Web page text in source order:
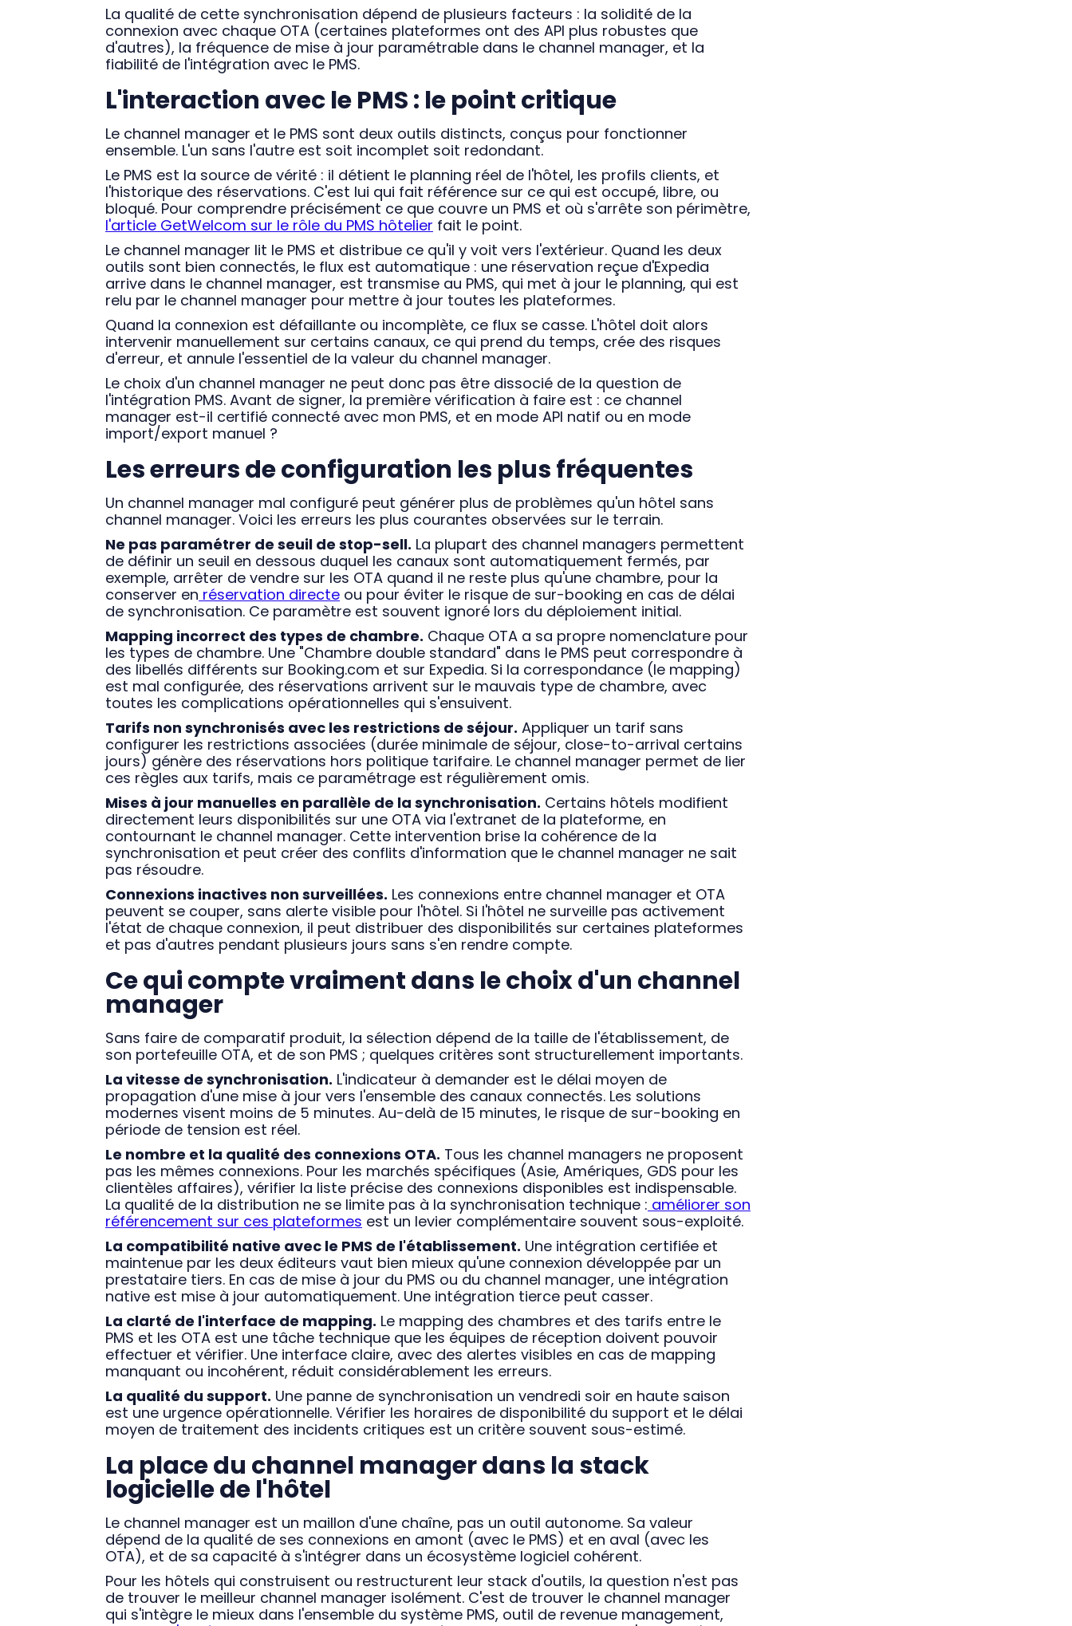
La qualité de cette synchronisation dépend de plusieurs facteurs : la solidité de la
connexion avec chaque OTA (certaines plateformes ont des API plus robustes que
d'autres), la fréquence de mise à jour paramétrable dans le channel manager, et la
fiabilité de l'intégration avec le PMS.
L'interaction avec le PMS : le point critique
Le channel manager et le PMS sont deux outils distincts, conçus pour fonctionner
ensemble. L'un sans l'autre est soit incomplet soit redondant.
Le PMS est la source de vérité : il détient le planning réel de l'hôtel, les profils clients, et
l'historique des réservations. C'est lui qui fait référence sur ce qui est occupé, libre, ou
bloqué. Pour comprendre précisément ce que couvre un PMS et où s'arrête son périmètre,
l'article GetWelcom sur le rôle du PMS hôtelier fait le point.
Le channel manager lit le PMS et distribue ce qu'il y voit vers l'extérieur. Quand les deux
outils sont bien connectés, le flux est automatique : une réservation reçue d'Expedia
arrive dans le channel manager, est transmise au PMS, qui met à jour le planning, qui est
relu par le channel manager pour mettre à jour toutes les plateformes.
Quand la connexion est défaillante ou incomplète, ce flux se casse. L'hôtel doit alors
intervenir manuellement sur certains canaux, ce qui prend du temps, crée des risques
d'erreur, et annule l'essentiel de la valeur du channel manager.
Le choix d'un channel manager ne peut donc pas être dissocié de la question de
l'intégration PMS. Avant de signer, la première vérification à faire est : ce channel
manager est-il certifié connecté avec mon PMS, et en mode API natif ou en mode
import/export manuel ?
Les erreurs de configuration les plus fréquentes
Un channel manager mal configuré peut générer plus de problèmes qu'un hôtel sans
channel manager. Voici les erreurs les plus courantes observées sur le terrain.
Ne pas paramétrer de seuil de stop-sell. La plupart des channel managers permettent
de définir un seuil en dessous duquel les canaux sont automatiquement fermés, par
exemple, arrêter de vendre sur les OTA quand il ne reste plus qu'une chambre, pour la
conserver en réservation directe ou pour éviter le risque de sur-booking en cas de délai
de synchronisation. Ce paramètre est souvent ignoré lors du déploiement initial.
Mapping incorrect des types de chambre. Chaque OTA a sa propre nomenclature pour
les types de chambre. Une "Chambre double standard" dans le PMS peut correspondre à
des libellés différents sur Booking.com et sur Expedia. Si la correspondance (le mapping)
est mal configurée, des réservations arrivent sur le mauvais type de chambre, avec
toutes les complications opérationnelles qui s'ensuivent.
Tarifs non synchronisés avec les restrictions de séjour. Appliquer un tarif sans
configurer les restrictions associées (durée minimale de séjour, close-to-arrival certains
jours) génère des réservations hors politique tarifaire. Le channel manager permet de lier
ces règles aux tarifs, mais ce paramétrage est régulièrement omis.
Mises à jour manuelles en parallèle de la synchronisation. Certains hôtels modifient
directement leurs disponibilités sur une OTA via l'extranet de la plateforme, en
contournant le channel manager. Cette intervention brise la cohérence de la
synchronisation et peut créer des conflits d'information que le channel manager ne sait
pas résoudre.
Connexions inactives non surveillées. Les connexions entre channel manager et OTA
peuvent se couper, sans alerte visible pour l'hôtel. Si l'hôtel ne surveille pas activement
l'état de chaque connexion, il peut distribuer des disponibilités sur certaines plateformes
et pas d'autres pendant plusieurs jours sans s'en rendre compte.
Ce qui compte vraiment dans le choix d'un channel
manager
Sans faire de comparatif produit, la sélection dépend de la taille de l'établissement, de
son portefeuille OTA, et de son PMS ; quelques critères sont structurellement importants.
La vitesse de synchronisation. L'indicateur à demander est le délai moyen de
propagation d'une mise à jour vers l'ensemble des canaux connectés. Les solutions
modernes visent moins de 5 minutes. Au-delà de 15 minutes, le risque de sur-booking en
période de tension est réel.
Le nombre et la qualité des connexions OTA. Tous les channel managers ne proposent
pas les mêmes connexions. Pour les marchés spécifiques (Asie, Amériques, GDS pour les
clientèles affaires), vérifier la liste précise des connexions disponibles est indispensable.
La qualité de la distribution ne se limite pas à la synchronisation technique : améliorer son
référencement sur ces plateformes est un levier complémentaire souvent sous-exploité.
La compatibilité native avec le PMS de l'établissement. Une intégration certifiée et
maintenue par les deux éditeurs vaut bien mieux qu'une connexion développée par un
prestataire tiers. En cas de mise à jour du PMS ou du channel manager, une intégration
native est mise à jour automatiquement. Une intégration tierce peut casser.
La clarté de l'interface de mapping. Le mapping des chambres et des tarifs entre le
PMS et les OTA est une tâche technique que les équipes de réception doivent pouvoir
effectuer et vérifier. Une interface claire, avec des alertes visibles en cas de mapping
manquant ou incohérent, réduit considérablement les erreurs.
La qualité du support. Une panne de synchronisation un vendredi soir en haute saison
est une urgence opérationnelle. Vérifier les horaires de disponibilité du support et le délai
moyen de traitement des incidents critiques est un critère souvent sous-estimé.
La place du channel manager dans la stack
logicielle de l'hôtel
Le channel manager est un maillon d'une chaîne, pas un outil autonome. Sa valeur
dépend de la qualité de ses connexions en amont (avec le PMS) et en aval (avec les
OTA), et de sa capacité à s'intégrer dans un écosystème logiciel cohérent.
Pour les hôtels qui construisent ou restructurent leur stack d'outils, la question n'est pas
de trouver le meilleur channel manager isolément. C'est de trouver le channel manager
qui s'intègre le mieux dans l'ensemble du système PMS, outil de revenue management,